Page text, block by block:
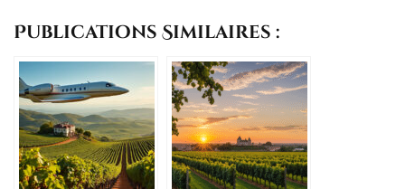
Publications Similaires :